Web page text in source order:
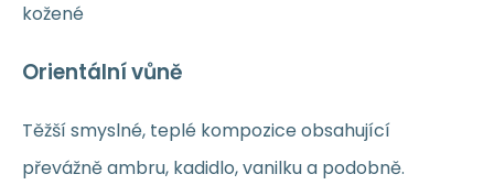
kožené
Orientální vůně
Těžší smyslné, teplé kompozice obsahující
převážně ambru, kadidlo, vanilku a podobně.